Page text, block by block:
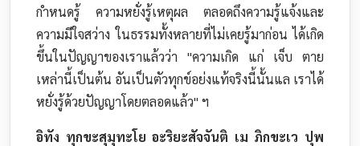
กำหนดรู้ ความหยั่งรู้เหตุผล ตลอดถึงความรู้แจ้งและ
ความมีใจสว่าง ในธรรมทั้งหลายที่ไม่เคยรู้มาก่อน ได้เกิด
ขึ้นในปัญญาของเราแล้วว่า "ความเกิด แก่ เจ็บ ตาย
เหล่านี้เป็นต้น อันเป็นตัวทุกข์อย่งแท้จริงนี้นั้นแล เราได้
หยั่งรู้ด้วยปัญญาโดยตลอดแล้ว" ฯ
อิทัง ทุกขะสุมุทะโย อะริยะสัจจันติ เม ภิกขะเว ปุพ